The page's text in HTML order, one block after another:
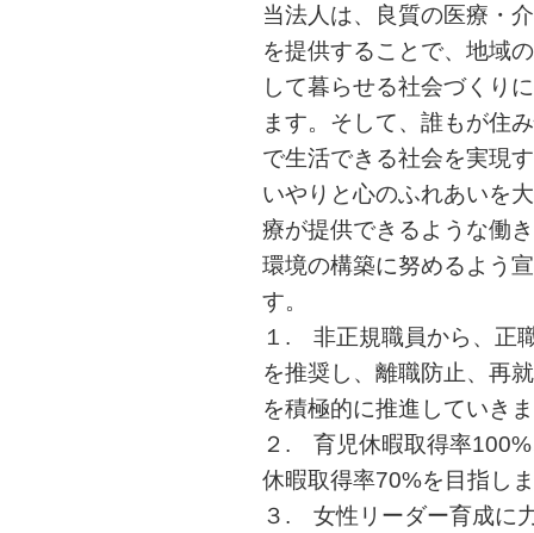
当法人は、良質の医療・
を提供することで、地域
して暮らせる社会づくり
ます。そして、誰もが住
で生活できる社会を実現
いやりと心のふれあいを
療が提供できるような働
環境の構築に努めるよう
す。
１. 非正規職員から、正
を推奨し、離職防止、再
を積極的に推進していき
２. 育児休暇取得率
休暇取得率70%を目指し
３. 女性リーダー育成に